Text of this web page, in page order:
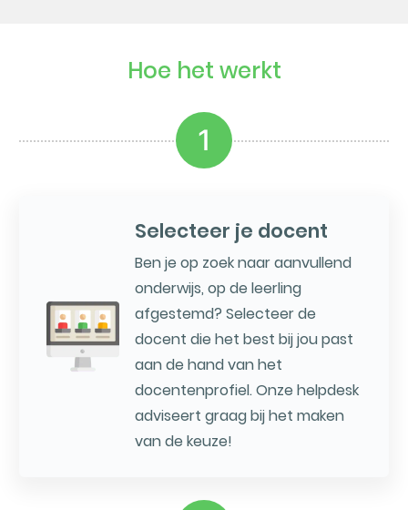
Hoe het werkt
1
Selecteer je docent
Ben je op zoek naar aanvullend
onderwijs, op de leerling
afgestemd? Selecteer de
docent die het best bij jou past
aan de hand van het
docentenprofiel. Onze helpdesk
adviseert graag bij het maken
van de keuze!